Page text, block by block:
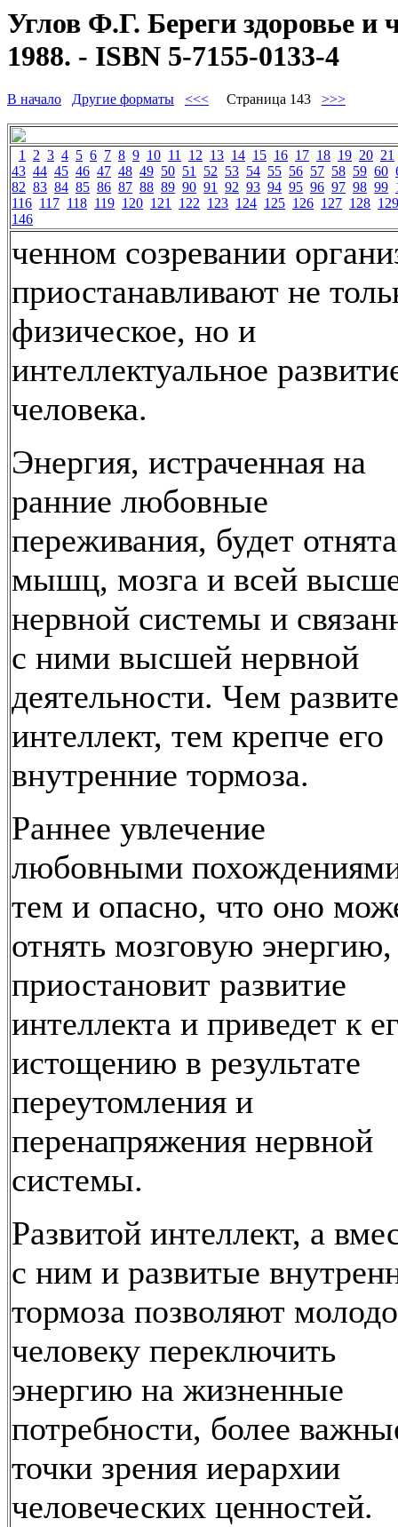
Углов Ф.Г. Береги здоровье и
1988. - ISBN 5-7155-0133-4
В начало Другие форматы <<< Страница 143 >>>
1 2 3 4 5 6 7 8 9 10 11 12 13 14 15 16 17 18 19 20 21
43 44 45 46 47 48 49 50 51 52 53 54 55 56 57 58 59 60
82 83 84 85 86 87 88 89 90 91 92 93 94 95 96 97 98 99
116 117 118 119 120 121 122 123 124 125 126 127 128 129
146
ченном созревании
приостанавливают не
физическое, но и
интеллектуальное
человека.
Энергия, истраченная на
ранние любовные
переживания, будет
мышц, мозга и всей
нервной системы и
с ними высшей нервной
деятельности. Чем
интеллект, тем крепче его
внутренние тормоза.
Раннее увлечение
любовными
тем и опасно, что оно
отнять мозговую энергию,
приостановит развитие
интеллекта и приведет к
истощению в результате
переутомления и
перенапряжения нервной
системы.
Развитой интеллект, а
с ним и развитые
тормоза позволяют
человеку переключить
энергию на жизненные
потребности, более
точки зрения иерархии
человеческих ценностей.